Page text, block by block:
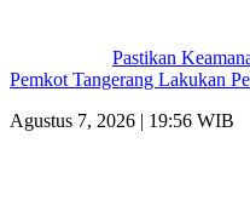
Pastikan
Pemkot Tangerang Lakukan
Agustus 7, 2026 | 19:56 WIB